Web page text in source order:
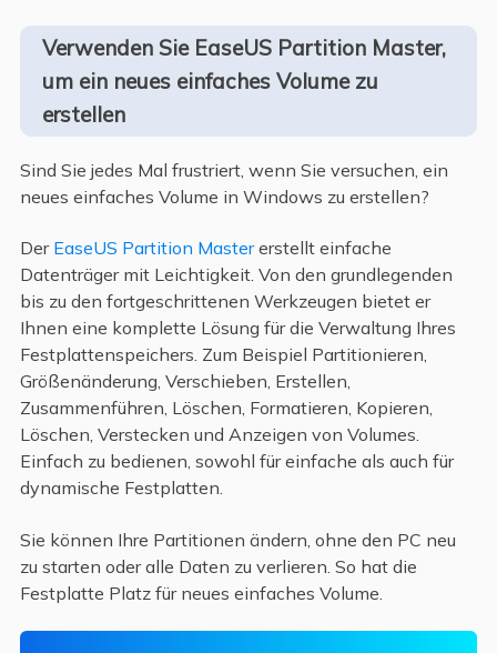
Verwenden Sie EaseUS Partition Master,
um ein neues einfaches Volume zu
erstellen
Sind Sie jedes Mal frustriert, wenn Sie versuchen, ein
neues einfaches Volume in Windows zu erstellen?
Der EaseUS Partition Mastererstellt einfache
Datenträger mit Leichtigkeit. Von den grundlegenden
bis zu den fortgeschrittenen Werkzeugen bietet er
Ihnen eine komplette Lösung für die Verwaltung Ihres
Festplattenspeichers. Zum Beispiel Partitionieren,
Größenänderung, Verschieben, Erstellen,
Zusammenführen, Löschen, Formatieren, Kopieren,
Löschen, Verstecken und Anzeigen von Volumes.
Einfach zu bedienen, sowohl für einfache als auch für
dynamische Festplatten.
Sie können Ihre Partitionen ändern, ohne den PC neu
zu starten oder alle Daten zu verlieren. So hat die
Festplatte Platz für neues einfaches Volume.